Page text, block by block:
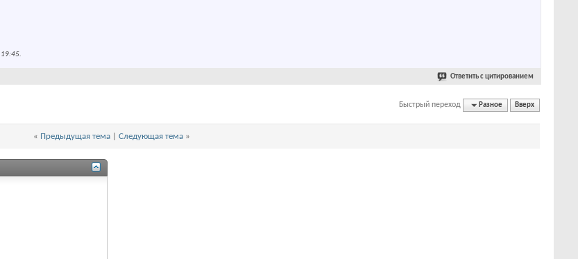
19:45.
Ответить с цитированием
Быстрый переход Разное Вверх
« Предыдущая тема Следующая тема »